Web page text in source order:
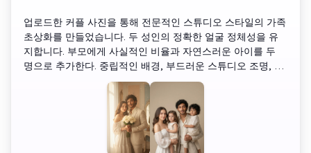
업로드한 커플 사진을 통해 전문적인 스튜디오 스타일의 가족
초상화를 만들었습니다. 두 성인의 정확한 얼굴 정체성을 유
지합니다. 부모에게 사실적인 비율과 자연스러운 아이를 두
명으로 추가한다. 중립적인 배경, 부드러운 스튜디오 조명, 깨
끗한 구성. 고해상도, 사실적인 사진, 전문적인 가족 사진. 과
장된 특징이 없고, ai 신기가 없다.